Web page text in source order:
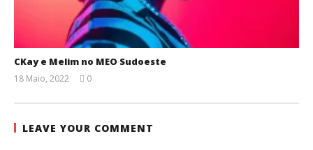
CKay e Melim no MEO Sudoeste
18 Maio, 2022
Ventura
0
LEAVE YOUR COMMENT